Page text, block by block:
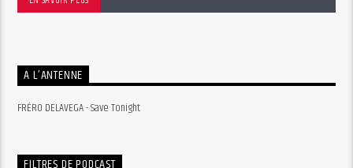
A L’ANTENNE
FRÉRO DELAVEGA - Save Tonight